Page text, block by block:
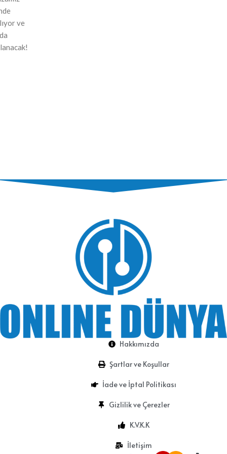
ve
Hakkımızda
Şartlar ve Koşullar
İade ve İptal Politikası
Gizlilik ve Çerezler
K.V.K.K
İletişim